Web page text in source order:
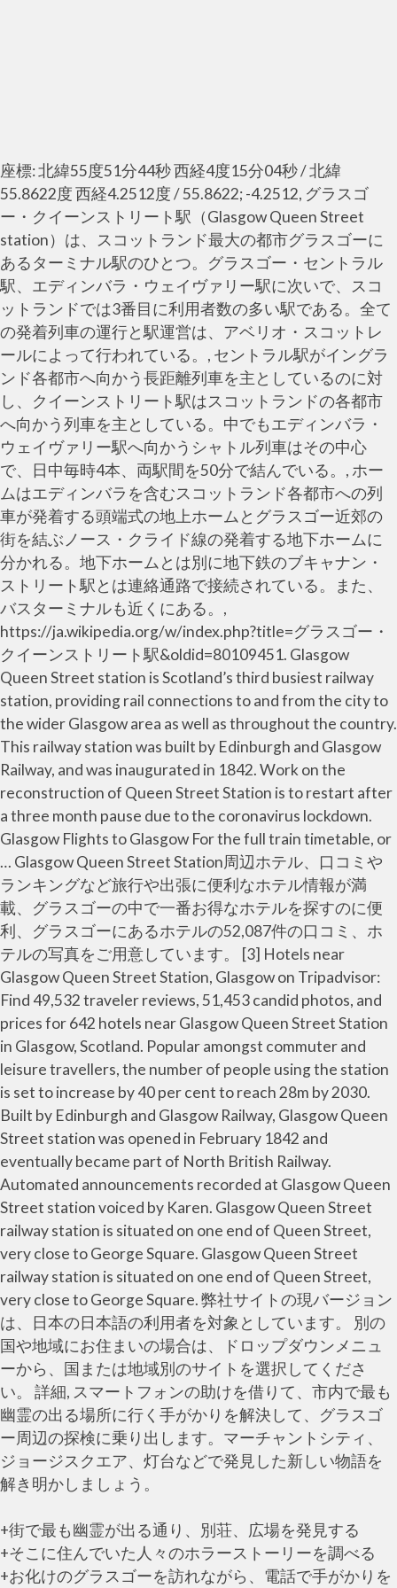
座標: 北緯55度51分44秒 西経4度15分04秒 / 北緯
55.8622度 西経4.2512度 / 55.8622; -4.2512, グラスゴ
ー・クイーンストリート駅（Glasgow Queen Street
station）は、スコットランド最大の都市グラスゴーに
あるターミナル駅のひとつ。グラスゴー・セントラル
駅、エディンバラ・ウェイヴァリー駅に次いで、スコ
ットランドでは3番目に利用者数の多い駅である。全て
の発着列車の運行と駅運営は、アベリオ・スコットレ
ールによって行われている。, セントラル駅がイングラ
ンド各都市へ向かう長距離列車を主としているのに対
し、クイーンストリート駅はスコットランドの各都市
へ向かう列車を主としている。中でもエディンバラ・
ウェイヴァリー駅へ向かうシャトル列車はその中心
で、日中毎時4本、両駅間を50分で結んでいる。, ホー
ムはエディンバラを含むスコットランド各都市への列
車が発着する頭端式の地上ホームとグラスゴー近郊の
街を結ぶノース・クライド線の発着する地下ホームに
分かれる。地下ホームとは別に地下鉄のブキャナン・
ストリート駅とは連絡通路で接続されている。また、
バスターミナルも近くにある。,
https://ja.wikipedia.org/w/index.php?title=グラスゴー・
クイーンストリート駅&oldid=80109451. Glasgow
Queen Street station is Scotland’s third busiest railway
station, providing rail connections to and from the city to
the wider Glasgow area as well as throughout the country.
This railway station was built by Edinburgh and Glasgow
Railway, and was inaugurated in 1842. Work on the
reconstruction of Queen Street Station is to restart after
a three month pause due to the coronavirus lockdown.
Glasgow Flights to Glasgow For the full train timetable, or
… Glasgow Queen Street Station周辺ホテル、口コミや
ランキングなど旅行や出張に便利なホテル情報が満
載、グラスゴーの中で一番お得なホテルを探すのに便
利、グラスゴーにあるホテルの52,087件の口コミ、ホ
テルの写真をご用意しています。 [3] Hotels near
Glasgow Queen Street Station, Glasgow on Tripadvisor:
Find 49,532 traveler reviews, 51,453 candid photos, and
prices for 642 hotels near Glasgow Queen Street Station
in Glasgow, Scotland. Popular amongst commuter and
leisure travellers, the number of people using the station
is set to increase by 40 per cent to reach 28m by 2030.
Built by Edinburgh and Glasgow Railway, Glasgow Queen
Street station was opened in February 1842 and
eventually became part of North British Railway.
Automated announcements recorded at Glasgow Queen
Street station voiced by Karen. Glasgow Queen Street
railway station is situated on one end of Queen Street,
very close to George Square. Glasgow Queen Street
railway station is situated on one end of Queen Street,
very close to George Square. 弊社サイトの現バージョン
は、日本の日本語の利用者を対象としています。 別の
国や地域にお住まいの場合は、ドロップダウンメニュ
ーから、国または地域別のサイトを選択してくださ
い。 詳細, スマートフォンの助けを借りて、市内で最も
幽霊の出る場所に行く手がかりを解決して、グラスゴ
ー周辺の探検に乗り出します。マーチャントシティ、
ジョージスクエア、灯台などで発見した新しい物語を
解き明かしましょう。
+街で最も幽霊が出る通り、別荘、広場を発見する
+そこに住んでいた人々のホラーストーリーを調べる
+お化けのグラスゴーを訪れながら、電話で手がかりを